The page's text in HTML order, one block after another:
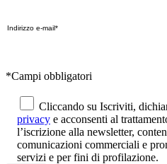
*Campi obbligatori
Cliccando su Iscriviti,
privacy e acconsenti al
l’iscrizione alla newsletter,
comunicazioni commerciali e
servizi e per fini di profilazione.